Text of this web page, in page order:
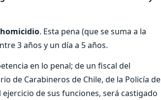
. Esta pena (que se suma a la
3 años y un día a 5 años.
en lo penal; de un fiscal del
de Carabineros de Chile, de la Policía de
de sus funciones, será castigado